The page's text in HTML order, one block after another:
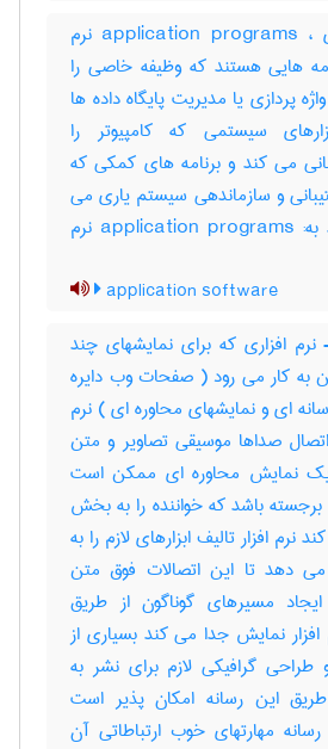
نرم افزار کاربردی ، application programs نرم
هایی هستند که وظیفه خاصی را
پردازی یا مدیریت پایگاه داده ها
سیستمی که کامپیوتر را
می کند و برنامه های کمکی که
و سازماندهی سیستم یاری می
دهند ، ‎ رجوع کنید به: application programs نرم
application software
نرم افزاری که برای نمایشهای چند
به کار می رود ( صفحات وب دایره
ای و نمایشهای محاوره ای ) نرم
اتصال صداها موسیقی تصاویر و متن
نمایش محاوره ای ممکن است
باشد که خواننده را به بخش
افزار تالیف ابزارهای لازم را به
دهد تا این اتصالات فوق متن
مسیرهای گوناگون از طریق
نمایش جدا می کند بسیاری از
طراحی گرافیکی لازم برای نشر به
این رسانه امکان پذیر است
مهارتهای خوب ارتباطاتی آن